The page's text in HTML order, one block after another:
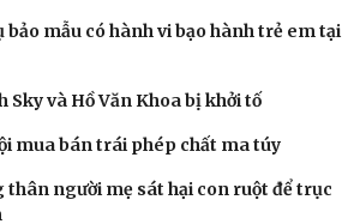
bảo mẫu có hành vi bạo hành trẻ em tại
Sky và Hồ Văn Khoa bị khởi tố
mua bán trái phép chất ma túy
thân người mẹ sát hại con ruột để trục